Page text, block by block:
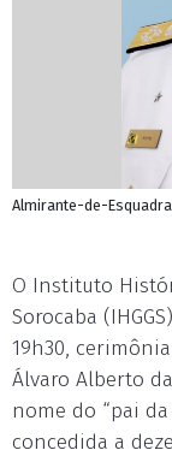
Almirante-de-Esquadra
O Instituto
Sorocaba
19h30,
Álvaro Alberto
nome do “pai
concedida a